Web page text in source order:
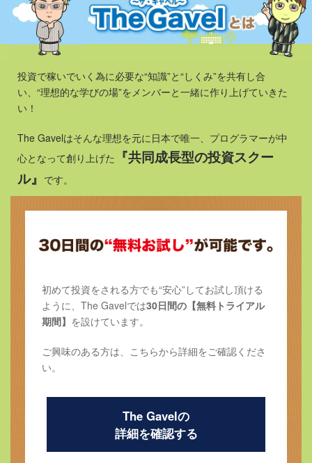
投資で稼いでいく為に必要な“知識”と“しくみ”を共有し合
い、 “理想的な学びの場”をメンバーと一緒に作り上げていきた
い！
The Gavelはそんな理想を元に 日本で唯一、プログラマーが中
心となって創り上げた
『共同成長型の投資スクー
ル』 です。
初めて投資をされる方でも“安心”してお試し頂ける
ように、 The Gavelでは30日間の【無料トライアル
期間】 を設けています。
ご興味のある方は、こちらから詳細をご確認くださ
い。
The Gavelの
詳細を確認する